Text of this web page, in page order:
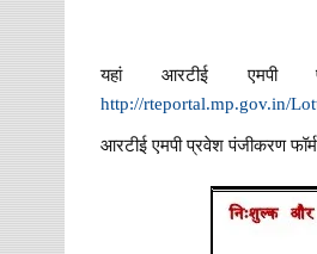
यहां आरटीई
http://rteportal.mp.gov.in/
आरटीई एमपी प्रवेश पंजीकरण